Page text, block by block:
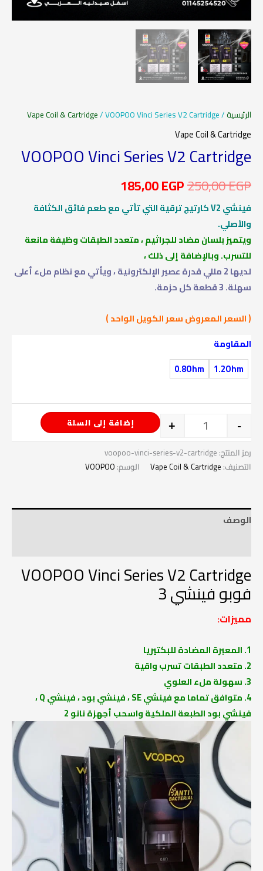
الرئيسية /
Vape Coil & Cartridge/ VOOPOO Vinci Series V2 Cartridge
Vape Coil & Cartridge
VOOPOO Vinci Series V2 Cartridge
250,00EGP
185,00EGP
فينشي V2 كارتيج ترقية التي تأتي مع طعم فائق الكثافة
والأصلي.
ويتميز بلسان مضاد للجراثيم ، متعدد الطبقات وظيفة مانعة
للتسرب. وبالإضافة إلى ذلك ،
لديها 2 مللي قدرة عصير الإلكترونية ، ويأتي مع نظام ملء أعلى
سهلة. 3 قطعة كل حزمة.
( السعر المعروض سعر الكويل الواحد )
المقاومة
1.2Ohm
0.8Ohm
-
+ إضافة إلى السلة
رمز المنتج: voopoo-vinci-series-v2-cartridge
التصنيف: Vape Coil & Cartridge الوسم: VOOPOO
الوصف
VOOPOO Vinci Series V2 Cartridge
فوبو فينشي 3
مميزات:
1. المعبرة المضادة للبكتيريا
2. متعدد الطبقات تسرب واقية
3. سهولة ملء العلوي
4. متوافق تماما مع فينشي SE ، فينشي بود ، فينشي Q ،
فينشي بود الطبعة الملكية واسحب أجهزة نانو 2